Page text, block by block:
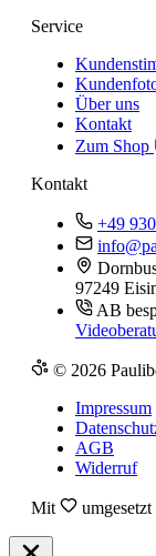
Service
Über uns
Kontakt
Zum Shop
Kontakt
+49
97249
AB
© 2026
Impressum
AGB
Widerruf
Mit umgesetzt